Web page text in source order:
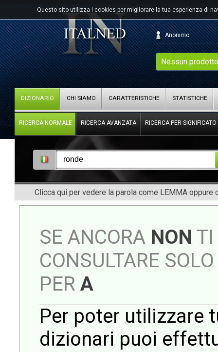
Questo sito utilizza i cookies per migliorare la tua esperienza di
Nessun
Anonimo
DIZIONARIO CHI SIAMO CARATTERISTICHE STATISTICHE
RICERCA NORMALE RICERCA AVANZATA RICERCA PER SIGNIFICATO
Clicca qui per vedere la parola come LEMMA oppure
SE ANCORA NON TI
CONSULTARE
PER A
Per poter utilizzare
dizionari puoi